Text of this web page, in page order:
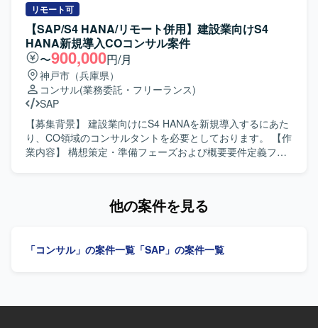
Central（BC）、Dynamics 365 Finance &
Operations（FO） ・その他：Power BI、Power Platform
ましいです。ユーザーとのコミュニケーションを円滑に行
い、教育や説明も丁寧に対応していただける方を歓迎いた
します。 【ポジションの魅力】 製造業向けの大規模なSAP
S/4HANA導入プロジェクトに参画し、PS、SD、COといっ
た基幹領域でFit to Standard方針の導入を経験していただけ
ます。実現化フェーズでのシステム試験や追加アドオン実
装を通じて、標準機能と業務要件のフィット＆ギャップを
深く理解しながら、上流から下流まで一貫した導入プロセ
スに関わることができます。 【開発環境】 SAP S/4HANA
環境において、PS、SD、CO各モジュールを中心に標準機
能および追加アドオンを活用したシステム構築を行ってお
の整理や関係者との調整を行いながら、上流工程を中心に
プロジェクトを推進していただきます。 【求める人物像】
関係者と円滑にコミュニケーションを取りながら、主体的
に上流工程をリードできる方を求めております。 【ポジシ
ョンの魅力】 食品メーカー向けの大規模SAP導入プロジェ
クトにおいて、SD/MMおよびマスタ領域の上流工程をリー
ドする経験を積むことができます。 【開発環境】 SAPを中
心としたERP環境での導入プロジェクトとなります。
リモート可
【SAP/S4 HANA/リモート併用】建設業向けS4
HANA新規導入COコンサル案件
〜900,000円/月
神戸市（兵庫県）
コンサル(業務委託・フリーランス)
SAP
【募集背景】 建設業向けにS4 HANAを新規導入するにあた
り、CO領域のコンサルタントを必要としております。 【作
業内容】 構想策定・準備フェーズおよび概要要件定義フェ
を取りながら業務ヒアリングや課題整理を主体的に進めて
想策定から要件定義まで上流工程をリードできるポジショ
他の案件を見る
「コンサル」の案件一覧 「SAP」の案件一覧